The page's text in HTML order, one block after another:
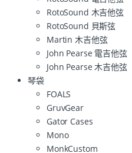
RotoSound 木吉他弦
RotoSound 貝斯弦
Martin 木吉他弦
John Pearse 電吉他弦
John Pearse 木吉他弦
琴袋
FOALS
GruvGear
Gator Cases
Mono
MonkCustom